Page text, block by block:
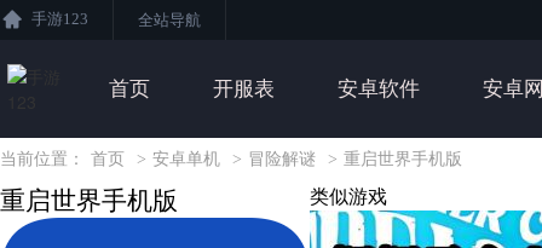
手游123 全站导航
首页 开服表 安卓软件 安卓
当前位置： 首页 > 安卓单机 > 冒险解谜 > 重启世界手机版
重启世界手机版 类似游戏